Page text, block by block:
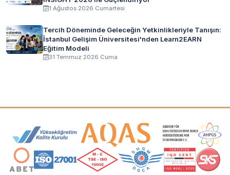
1 Ağustos 2026 Cumartesi
Tercih Döneminde Geleceğin Yetkinlikleriyle Tanışın:
İstanbul Gelişim Üniversitesi'nden Learn2EARN
Eğitim Modeli
31 Temmuz 2026 Cuma
Akreditasyon ve Üyelik Logoları